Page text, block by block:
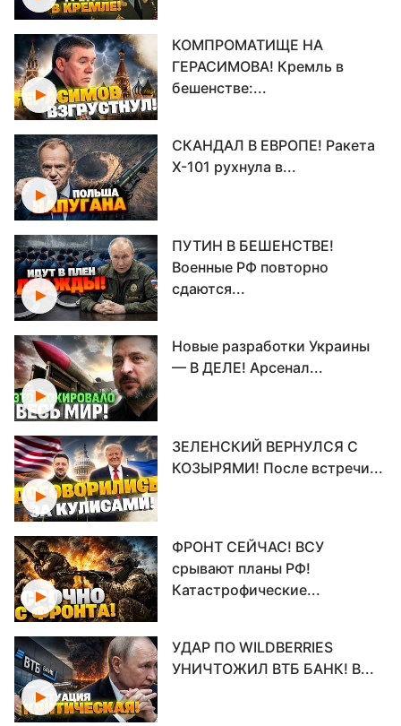
КОМПРОМАТИЩЕ НА
ГЕРАСИМОВА! Кремль в
бешенстве:...
СКАНДАЛ В ЕВРОПЕ! Ракета
Х-101 рухнула в...
ПУТИН В БЕШЕНСТВЕ!
Военные РФ повторно
сдаются...
Новые разработки Украины
— В ДЕЛЕ! Арсенал...
ЗЕЛЕНСКИЙ ВЕРНУЛСЯ С
КОЗЫРЯМИ! После встречи...
ФРОНТ СЕЙЧАС! ВСУ
срывают планы РФ!
Катастрофические...
УДАР ПО WILDBERRIES
УНИЧТОЖИЛ ВТБ БАНК! В...